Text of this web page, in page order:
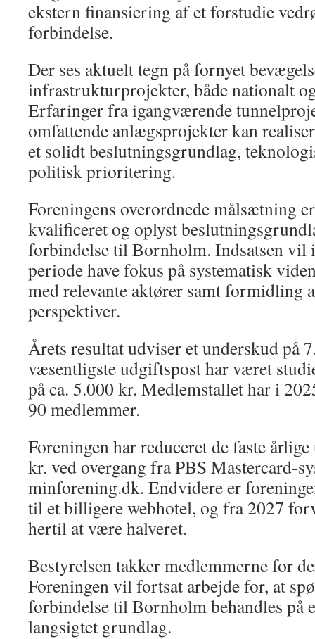
ekstern finansiering af et forstudie
forbindelse.
Der ses aktuelt tegn på fornyet
infrastrukturprojekter, både nationalt
Erfaringer fra igangværende
omfattende anlægsprojekter kan
et solidt beslutningsgrundlag,
politisk prioritering.
Foreningens overordnede målsætning
kvalificeret og oplyst
forbindelse til Bornholm. Indsatsen vil
periode have fokus på systematisk
med relevante aktører samt formidling
perspektiver.
Årets resultat udviser et underskud på
væsentligste udgiftspost har været
på ca. 5.000 kr. Medlemstallet har i
90 medlemmer.
Foreningen har reduceret de faste
kr. ved overgang fra PBS Mastercard-
minforening.dk. Endvidere er
til et billigere webhotel, og fra 2027
hertil at være halveret.
Bestyrelsen takker medlemmerne for
Foreningen vil fortsat arbejde for, at
forbindelse til Bornholm behandles på
langsigtet grundlag.